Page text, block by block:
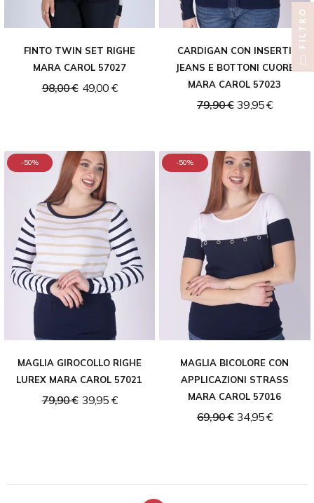
FINTO TWIN SET RIGHE
MARA CAROL 57027
98,00 € 49,00 €
CARDIGAN CON INSERTI
JEANS E BOTTONI CUORE
MARA CAROL 57023
79,90 € 39,95 €
-50%
MAGLIA GIROCOLLO RIGHE
LUREX MARA CAROL 57021
79,90 € 39,95 €
-50%
MAGLIA BICOLORE CON
APPLICAZIONI STRASS
MARA CAROL 57016
69,90 € 34,95 €
FILTRO